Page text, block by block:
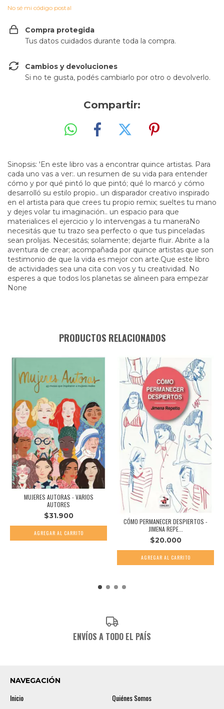
No sé mi código postal
Compra protegida
Tus datos cuidados durante toda la compra.
Cambios y devoluciones
Si no te gusta, podés cambiarlo por otro o devolverlo.
Compartir:
Sinopsis: 'En este libro vas a encontrar quince artistas. Para
cada uno vas a ver:. un resumen de su vida para entender
cómo y por qué pintó lo que pintó; qué lo marcó y cómo
desarrolló su estilo propio.. un disparador creativo inspirado
en el artista para que crees tu propio remix; sueltes tu mano
y dejes volar tu imaginación.. un espacio para que
materialices el ejercicio y lo intervengas a tu maneraNo
necesitás que tu trazo sea perfecto o que tus pinceladas
sean prolijas. Necesitás; solamente; dejarte fluir. Abrite a la
aventura de crear; acompañada por quince artistas que son
testimonio de que la vida es mejor con arte.Que este libro
de actividades sea una cita con vos y tu creatividad. No
esperes a que todos los planetas se alineen para empezar
None
PRODUCTOS RELACIONADOS
MUJERES AUTORAS - VARIOS
AUTORES
$31.900
CÓMO PERMANECER DESPIERTOS -
JIMENA REPE...
$20.000
ENVÍOS A TODO EL PAÍS
NAVEGACIÓN
Inicio
Quiénes Somos